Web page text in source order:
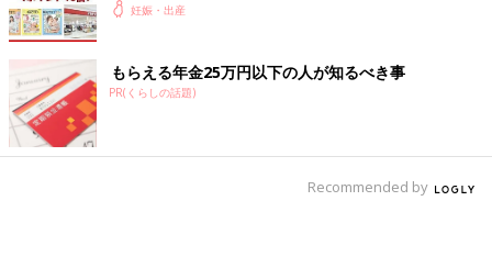
妊娠・出産
もらえる年金25万円以下の人が知るべき事
PR(くらしの話題)
Recommended by